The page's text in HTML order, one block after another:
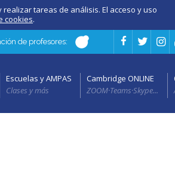
tareas de análisis. El acceso y uso
cookies.
de profesores:
Escuelas y AMPAS
Clases y más
Cambridge ONLINE
ZOOM·Teams·Skype...